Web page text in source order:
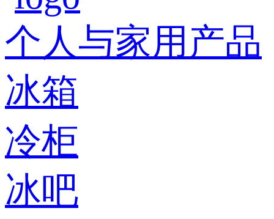
个人与家用产品
冰箱
冷柜
冰吧